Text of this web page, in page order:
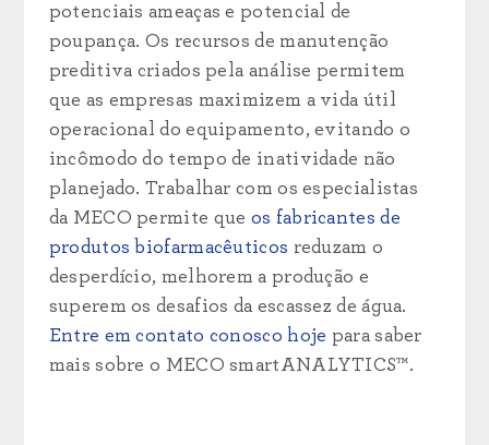
potenciais ameaças e potencial de
poupança. Os recursos de manutenção
preditiva criados pela análise permitem
que as empresas maximizem a vida útil
operacional do equipamento, evitando o
incômodo do tempo de inatividade não
planejado. Trabalhar com os especialistas
da MECO permite que os fabricantes de
produtos biofarmacêuticos reduzam o
desperdício, melhorem a produção e
superem os desafios da escassez de água.
Entre em contato conosco hoje para saber
mais sobre o MECO smartANALYTICS™.